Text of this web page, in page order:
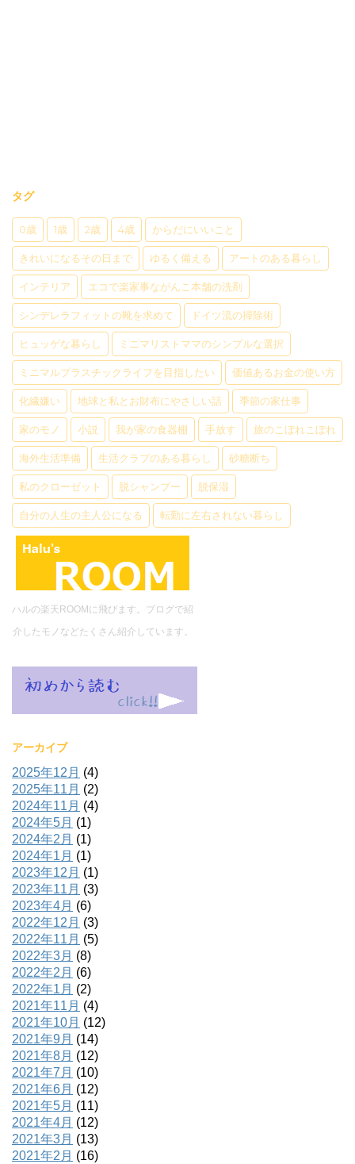
タグ
0歳 1歳 2歳 4歳 からだにいいこと
きれいになるその日まで ゆるく備える アートのある暮らし
インテリア エコで楽家事ながんこ本舗の洗剤
シンデレラフィットの靴を求めて ドイツ流の掃除術
ヒュッゲな暮らし ミニマリストママのシンプルな選択
ミニマルプラスチックライフを目指したい 価値あるお金の使い方
化繊嫌い 地球と私とお財布にやさしい話 季節の家仕事
家のモノ 小説 我が家の食器棚 手放す 旅のこぼれこぼれ
海外生活準備 生活クラブのある暮らし 砂糖断ち
私のクローゼット 脱シャンプー 脱保湿
自分の人生の主人公になる 転勤に左右されない暮らし
ハルの楽天ROOMに飛びます。ブログで紹
介したモノなどたくさん紹介しています。
アーカイブ
2025年12月 (4)
2025年11月 (2)
2024年11月 (4)
2024年5月 (1)
2024年2月 (1)
2024年1月 (1)
2023年12月 (1)
2023年11月 (3)
2023年4月 (6)
2022年12月 (3)
2022年11月 (5)
2022年3月 (8)
2022年2月 (6)
2022年1月 (2)
2021年11月 (4)
2021年10月 (12)
2021年9月 (14)
2021年8月 (12)
2021年7月 (10)
2021年6月 (12)
2021年5月 (11)
2021年4月 (12)
2021年3月 (13)
2021年2月 (16)